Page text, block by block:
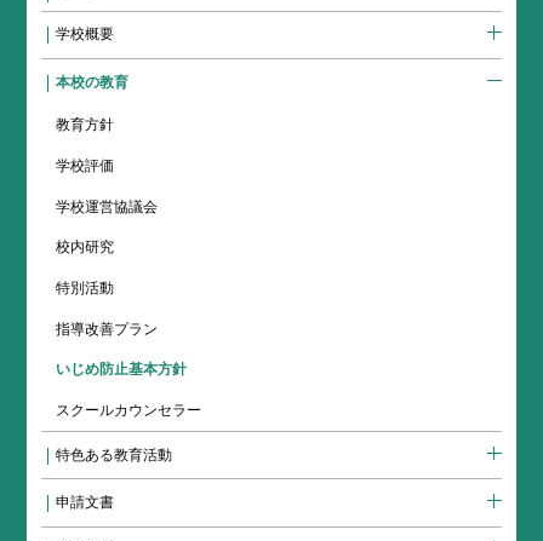
学校概要
本校の教育
教育方針
学校評価
学校運営協議会
校内研究
特別活動
指導改善プラン
いじめ防止基本方針
スクールカウンセラー
特色ある教育活動
申請文書